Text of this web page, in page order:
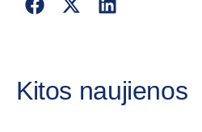
Kitos naujienos